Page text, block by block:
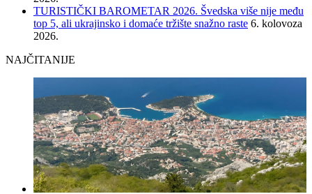
TURISTIČKI BAROMETAR 2026. Švedska više nije među
top 5, ali ukrajinsko i domaće tržište snažno raste 6. kolovoza
2026.
NAJČITANIJE